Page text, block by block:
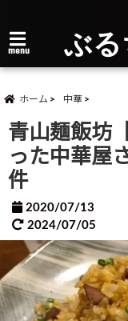
menu ぶ
ホーム 中華
青山麺飯坊
った中華屋
件
2020/07/13
2024/07/05